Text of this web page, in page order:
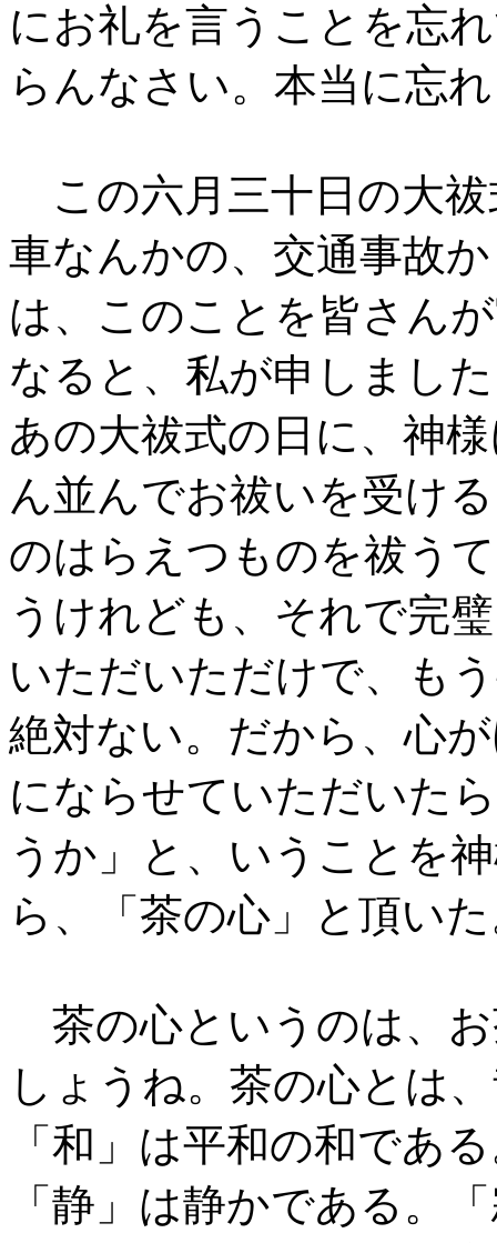
にお礼を言うことを忘
らんなさい。本当に忘
この六月三十日の大
車なんかの、交通事故
は、このことを皆さん
なると、私が申しまし
あの大祓式の日に、神
ん並んでお祓いを受け
のはらえつものを祓う
うけれども、それで完
いただいただけで、も
絶対ない。だから、心
にならせていただいた
うか」と、いうことを
ら、「茶の心」と頂い
茶の心というのは、
しょうね。茶の心とは
「和」は平和の和であ
「静」は静かである。